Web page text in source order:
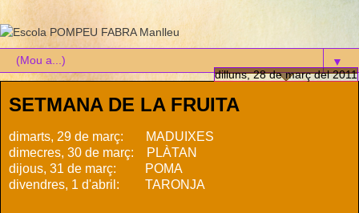
▼
dilluns, 28 de març del 2011
SETMANA DE LA FRUITA
dimarts, 29 de març: MADUIXES
dimecres, 30 de març: PLÀTAN
dijous, 31 de març: POMA
divendres, 1 d'abril: TARONJA